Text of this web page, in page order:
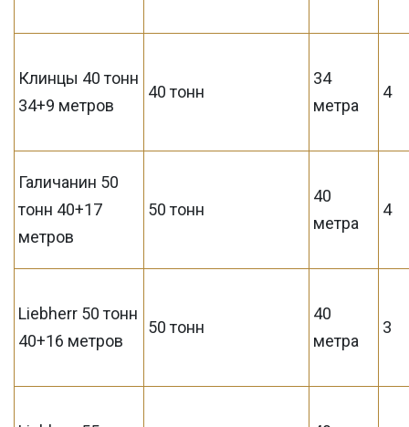
Клинцы 40 тонн
34+9 метров
40 тонн
34
метра
4
Галичанин 50
тонн 40+17
метров
50 тонн
40
метра
4
Liebherr 50 тонн
40+16 метров
50 тонн
40
метра
3